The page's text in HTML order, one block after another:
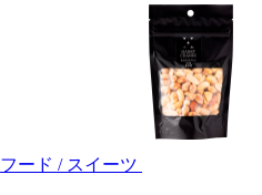
フード / スイーツ